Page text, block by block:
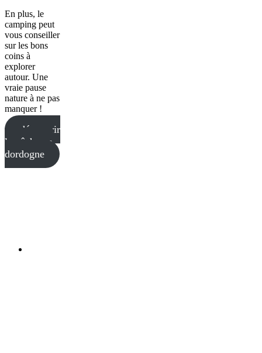
En plus, le
camping peut
vous conseiller
sur les bons
coins à
explorer
autour. Une
vraie pause
nature à ne pas
manquer !
découvrir
la pêche en
dordogne